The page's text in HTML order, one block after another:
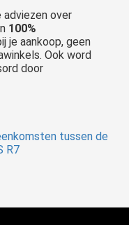
adviezen over
100%
je aankoop, geen
Ook word
door
tussen de
R7